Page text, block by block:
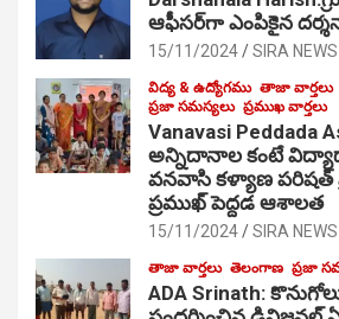
ఆఫీసర్‌గా ఎంపికైన
15/11/2024 SIRA NEWS
విద్య & ఉద్యోగము తాజా వార్తలు
ప్రజా సమస్యలు ప్రముఖ వార్తలు
Vanavasi Peddada
అన్నిదానాల కంటే
వనవాసి కళ్యాణ
ప్రముఖ్ పెద్దడ ఆశాలత
15/11/2024 SIRA NEWS
తాజా వార్తలు తెలంగాణ ప్రజా
ADA Srinath: